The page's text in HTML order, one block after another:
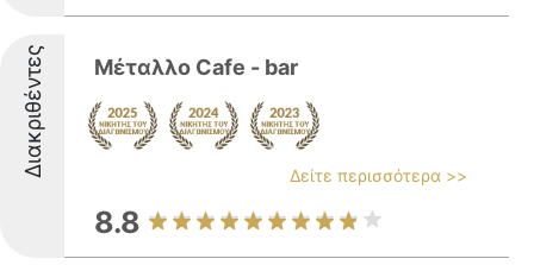
Διακριθέντες Μέταλλο Cafe - bar
Δείτε περισσότερα >>
8.8